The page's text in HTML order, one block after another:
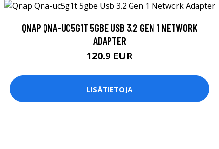
QNAP QNA-UC5G1T 5GBE USB 3.2 GEN 1 NETWORK
ADAPTER
120.9 EUR
LISÄTIETOJA